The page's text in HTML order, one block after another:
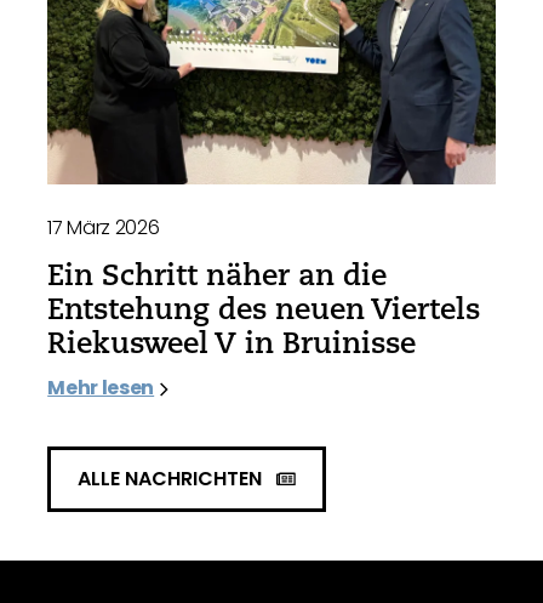
17 März 2026
Ein Schritt näher an die
Entstehung des neuen Viertels
Riekusweel V in Bruinisse
Mehr lesen
ALLE NACHRICHTEN